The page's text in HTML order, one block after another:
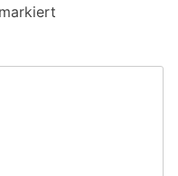
markiert